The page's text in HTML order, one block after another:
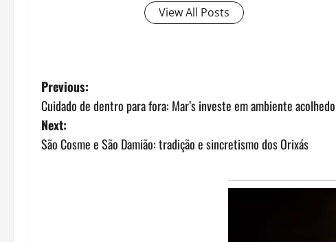
View All Posts
P
o
s
Previous:
Cuidado de dentro para fora: Mar’s investe em ambiente
Next:
São Cosme e São Damião: tradição e sincretismo dos Orixás